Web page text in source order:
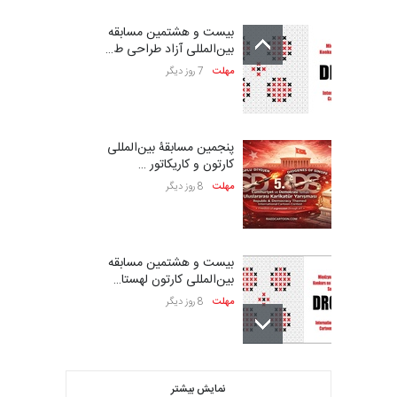
بیست و هشتمین مسابقه
بین‌المللی آزاد طراحی ط…
مهلت 7 روز دیگر
پنجمین مسابقۀ بین‌المللی
کارتون و کاریکاتور …
مهلت 8 روز دیگر
بیست و هشتمین مسابقه
بین‌المللی کارتون لهستا…
مهلت 8 روز دیگر
فراخوان مسابقۀ بین‌المللی
نمایش بیشتر